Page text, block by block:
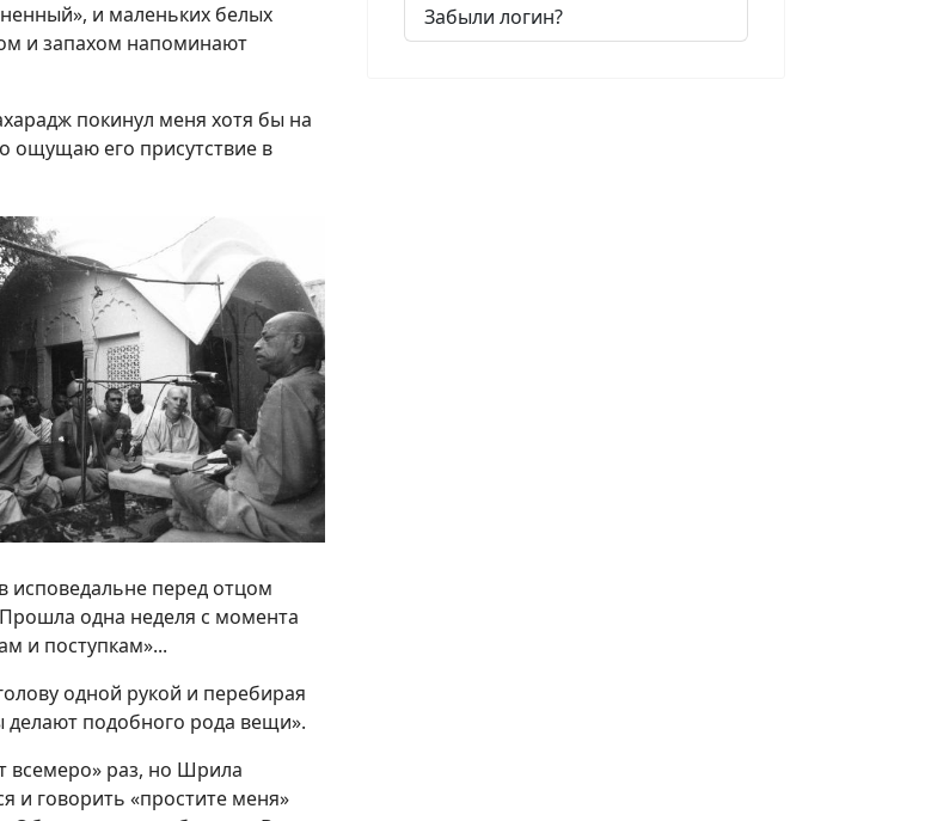
и маленьких белых
и запахом напоминают
покинул меня хотя бы на
ощущаю его присутствие в
исповедальне перед отцом
одна неделя с момента
и поступкам»...
одной рукой и перебирая
делают подобного рода вещи».
всемеро» раз, но Шрила
и говорить «простите меня»
Забыли логин?